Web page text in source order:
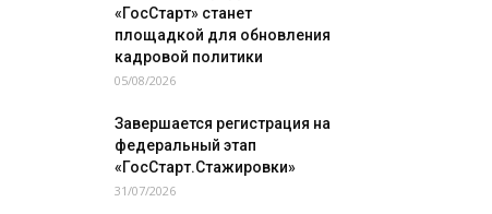
«ГосСтарт» станет
площадкой для обновления
кадровой политики
05/08/2026
Завершается регистрация на
федеральный этап
«ГосСтарт.Стажировки»
31/07/2026